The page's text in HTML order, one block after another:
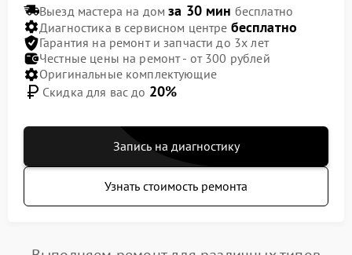
Выезд мастера на домза 30 мин бесплатно
Диагностика в сервисном центре бесплатно
Гарантия на ремонт и запчасти до 3х лет
Честные цены на ремонт - от 300 рублей
Оригинальные комплектующие
Скидка для вас до 20%
Запись на диагностику
Узнать стоимость ремонта